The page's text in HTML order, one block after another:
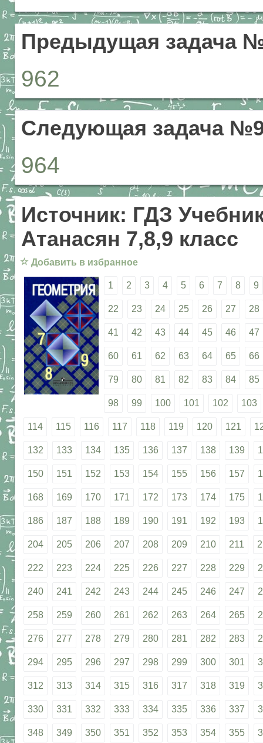
Предыдущая задача
962
Следующая задача
964
Источник: ГДЗ
Атанасян 7,8,9 класс
☆ Добавить в избранное
1 2 3 4 5 6 7 8 9
22 23 24 25 26 27 28
41 42 43 44 45 46 47
60 61 62 63 64 65 66
79 80 81 82 83 84 85
98 99 100 101 102 103
114 115 116 117 118 119 120 121
132 133 134 135 136 137 138 139
150 151 152 153 154 155 156 157
168 169 170 171 172 173 174 175
186 187 188 189 190 191 192 193
204 205 206 207 208 209 210 211
222 223 224 225 226 227 228 229
240 241 242 243 244 245 246 247
258 259 260 261 262 263 264 265
276 277 278 279 280 281 282 283
294 295 296 297 298 299 300 301
312 313 314 315 316 317 318 319
330 331 332 333 334 335 336 337
348 349 350 351 352 353 354 355